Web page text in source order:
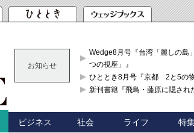
お知らせ
Wedge8月号『台湾「麗しの島
つの視座」』
ひととき8月号『京都 2と5の物
新刊書籍『飛鳥・藤原に隠され
ビジネス 社会 ライフ 特